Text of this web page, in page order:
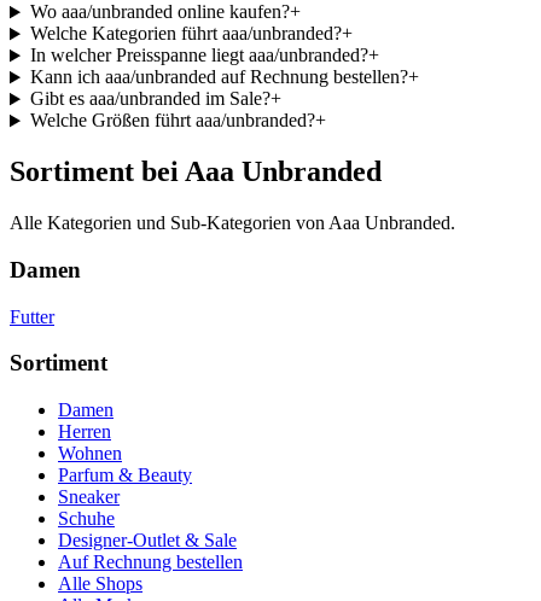
Wo aaa/unbranded online kaufen?+
Welche Kategorien führt aaa/unbranded?+
In welcher Preisspanne liegt aaa/unbranded?+
Kann ich aaa/unbranded auf Rechnung bestellen?+
Gibt es aaa/unbranded im Sale?+
Welche Größen führt aaa/unbranded?+
Sortiment bei Aaa Unbranded
Alle Kategorien und Sub-Kategorien von Aaa Unbranded.
Damen
Futter
Sortiment
Damen
Herren
Wohnen
Parfum & Beauty
Sneaker
Schuhe
Designer-Outlet & Sale
Auf Rechnung bestellen
Alle Shops